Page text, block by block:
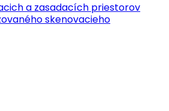
a zasadacích priestorov
skenovacieho